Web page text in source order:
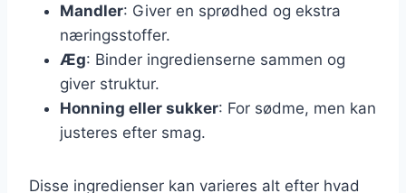
Mandler: Giver en sprødhed og ekstra
næringsstoffer.
Æg: Binder ingredienserne sammen og
giver struktur.
Honning eller sukker: For sødme, men kan
justeres efter smag.
Disse ingredienser kan varieres alt efter hvad